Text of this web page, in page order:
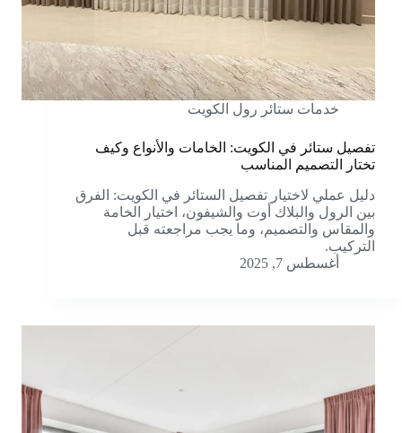
خدمات ستائر رول الكويت
تفصيل ستائر في الكويت: الخامات والأنواع وكيف
تختار التصميم المناسب
دليل عملي لاختيار تفصيل الستائر في الكويت: الفرق
بين الرول والبلاك أوت والشيفون، اختيار الخامة
والمقاس والتصميم، وما يجب مراجعته قبل
التركيب.
أغسطس 7, 2025